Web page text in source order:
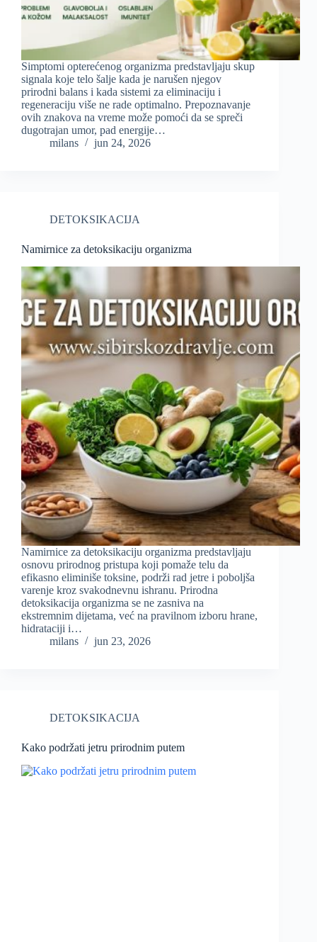
Simptomi opterećenog organizma predstavljaju skup
signala koje telo šalje kada je narušen njegov
prirodni balans i kada sistemi za eliminaciju i
regeneraciju više ne rade optimalno. Prepoznavanje
ovih znakova na vreme može pomoći da se spreči
dugotrajan umor, pad energije…
milans
jun 24, 2026
DETOKSIKACIJA
Namirnice za detoksikaciju organizma
Namirnice za detoksikaciju organizma predstavljaju
osnovu prirodnog pristupa koji pomaže telu da
efikasno eliminiše toksine, podrži rad jetre i poboljša
varenje kroz svakodnevnu ishranu. Prirodna
detoksikacija organizma se ne zasniva na
ekstremnim dijetama, već na pravilnom izboru hrane,
hidrataciji i…
milans
jun 23, 2026
DETOKSIKACIJA
Kako podržati jetru prirodnim putem